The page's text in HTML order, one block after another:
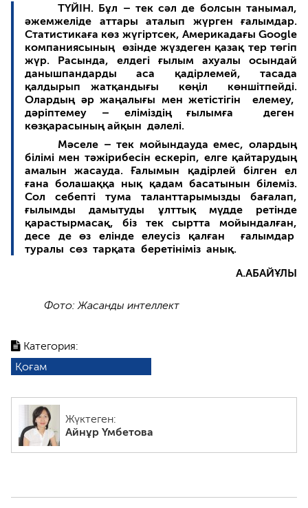
Категория:
Қоғам
Жүктеген:
Айнұр Үмбетова
ТҮЙІН. Бұл – тек сәл де болсын танымал,
әжемжеліде аттары аталып жүрген ғалымдар.
Статистикаға көз жүгіртсек, Америкадағы Google
компаниясының өзінде жүздеген қазақ тер төгіп
жүр. Расында, елдегі ғылым ахуалы осындай
данышпандарды аса қадірлемей, тасада
қалдырып жатқандығы көңіл көншітпейді.
Олардың әр жаңалығы мен жетістігін елемеу,
дәріптемеу – еліміздің ғылымға деген
көзқарасының айқын дәлелі.
Мәселе – тек мойындауда емес, олардың
білімі мен тәжірибесін ескеріп, елге қайтарудың
амалын жасауда. Ғалымын қадірлей білген ел
ғана болашаққа нық қадам басатынын білеміз.
Сол себепті тума таланттарымызды бағалап,
ғылымды дамытуды ұлттық мүдде ретінде
қарастырмасақ, біз тек сыртта мойындалған,
десе де өз елінде елеусіз қалған ғалымдар
туралы сөз тарқата беретініміз анық.
А.АБАЙҰЛЫ
Фото: Жасанды интеллект